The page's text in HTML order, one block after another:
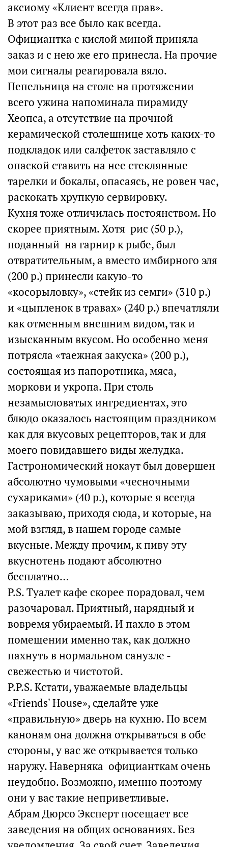
аксиому «Клиент всегда прав».
В этот раз все было как всегда.
Официантка с кислой миной приняла
заказ и с нею же его принесла. На прочие
мои сигналы реагировала вяло.
Пепельница на столе на протяжении
всего ужина напоминала пирамиду
Хеопса, а отсутствие на прочной
керамической столешнице хоть каких-то
подкладок или салфеток заставляло с
опаской ставить на нее стеклянные
тарелки и бокалы, опасаясь, не ровен час,
раскокать хрупкую сервировку.
Кухня тоже отличилась постоянством. Но
скорее приятным. Хотя рис (50 р.),
поданный на гарнир к рыбе, был
отвратительным, а вместо имбирного эля
(200 р.) принесли какую-то
«косорыловку», «стейк из семги» (310 р.)
и «цыпленок в травах» (240 р.) впечатляли
как отменным внешним видом, так и
изысканным вкусом. Но особенно меня
потрясла «таежная закуска» (200 р.),
состоящая из папоротника, мяса,
моркови и укропа. При столь
незамысловатых ингредиентах, это
блюдо оказалось настоящим праздником
как для вкусовых рецепторов, так и для
моего повидавшего виды желудка.
Гастрономический нокаут был довершен
абсолютно чумовыми «чесночными
сухариками» (40 р.), которые я всегда
заказываю, приходя сюда, и которые, на
мой взгляд, в нашем городе самые
вкусные. Между прочим, к пиву эту
вкуснотень подают абсолютно
бесплатно…
P.S. Туалет кафе скорее порадовал, чем
разочаровал. Приятный, нарядный и
вовремя убираемый. И пахло в этом
помещении именно так, как должно
пахнуть в нормальном санузле -
свежестью и чистотой.
P.P.S. Кстати, уважаемые владельцы
«Friends' House», сделайте уже
«правильную» дверь на кухню. По всем
канонам она должна открываться в обе
стороны, у вас же открывается только
наружу. Наверняка официанткам очень
неудобно. Возможно, именно поэтому
они у вас такие неприветливые.
Абрам Дюрсо Эксперт посещает все
заведения на общих основаниях. Без